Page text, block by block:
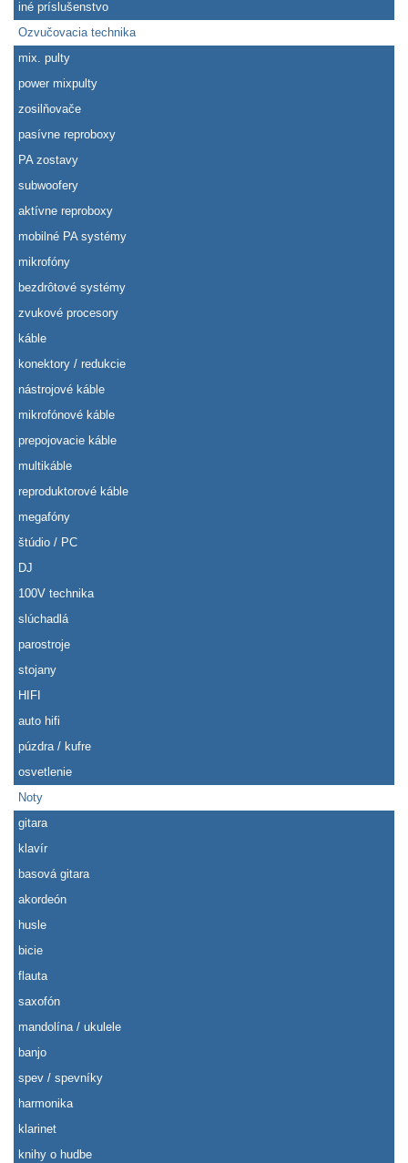
iné príslušenstvo
Ozvučovacia technika
mix. pulty
power mixpulty
zosilňovače
pasívne reproboxy
PA zostavy
subwoofery
aktívne reproboxy
mobilné PA systémy
mikrofóny
bezdrôtové systémy
zvukové procesory
káble
konektory / redukcie
nástrojové káble
mikrofónové káble
prepojovacie káble
multikáble
reproduktorové káble
megafóny
štúdio / PC
DJ
100V technika
slúchadlá
parostroje
stojany
HIFI
auto hifi
púzdra / kufre
osvetlenie
Noty
gitara
klavír
basová gitara
akordeón
husle
bicie
flauta
saxofón
mandolína / ukulele
banjo
spev / spevníky
harmonika
klarinet
knihy o hudbe